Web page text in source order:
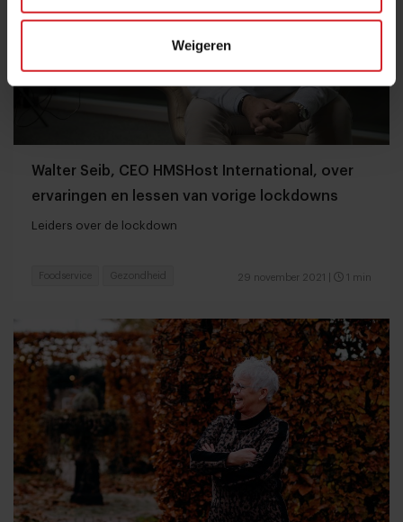
Weigeren
Walter Seib, CEO HMSHost International, over
ervaringen en lessen van vorige lockdowns
Leiders over de lockdown
29 november 2021 1 min
Foodservice Gezondheid